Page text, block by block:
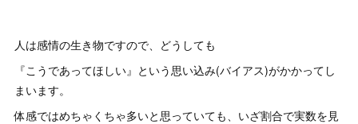
人は感情の生き物ですので、どうしても
『こうであってほしい』という思い込み(バイアス)がかかってし
まいます。
体感ではめちゃくちゃ多いと思っていても、いざ割合で実数を見